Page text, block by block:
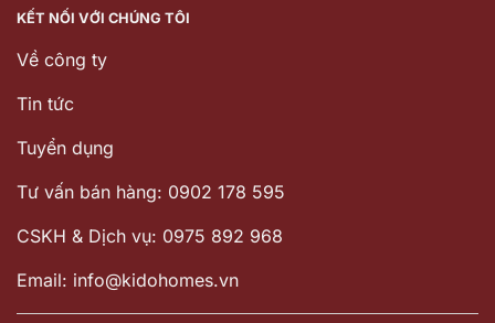
KẾT NỐI VỚI CHÚNG TÔI
Về công ty
Tin tức
Tuyển dụng
Tư vấn bán hàng: 0902 178 595
CSKH & Dịch vụ: 0975 892 968
Email: info@kidohomes.vn